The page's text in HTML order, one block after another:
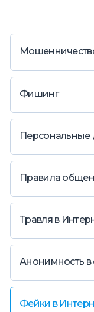
Фишинг
Персональные
Правила
Травля в
Анонимность в
Фейки в